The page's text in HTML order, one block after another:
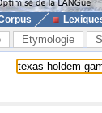
Etymologie